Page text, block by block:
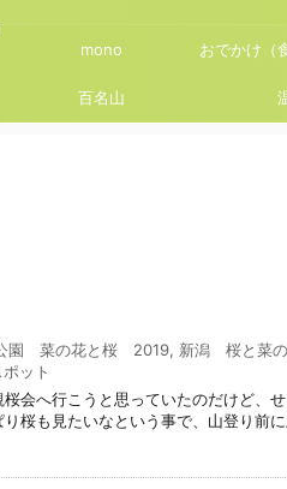
mono おでかけ（
百名山
園 菜の花と桜 2019, 新潟 桜と菜
ット
会へ行こうと思っていたのだけど、
桜も見たいなという事で、山登り前